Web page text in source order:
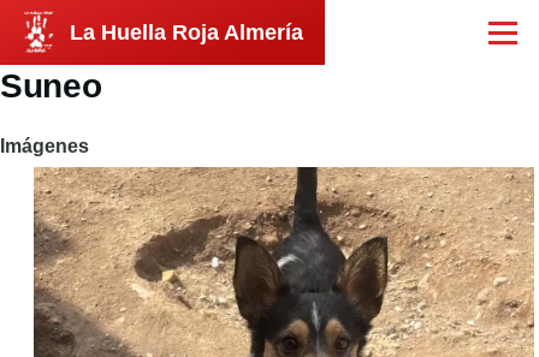
Pasar al contenido principal
La Huella Roja Almería Menú
Suneo
Imágenes